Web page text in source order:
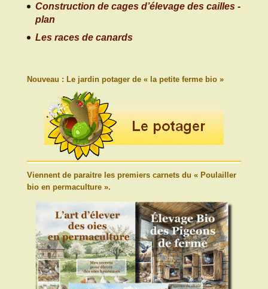
Construction de cages d’élevage des cailles -
plan
Les races de canards
Nouveau : Le jardin potager de « la petite ferme bio »
Viennent de paraitre les premiers carnets du « Poulailler
bio en permaculture ».